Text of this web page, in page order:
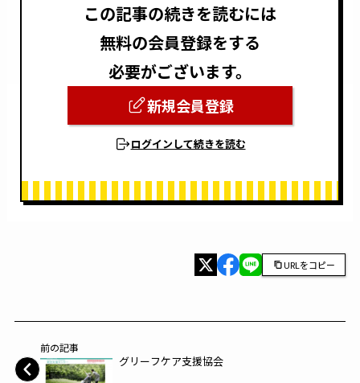
この記事の続きを読むには
無料の会員登録をする
必要がございます。
新規会員登録
ログインして続きを読む
URLをコピー
前の記事
グリーフケア支援協会